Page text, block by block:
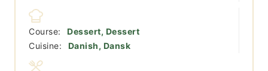
Course:
Dessert, Dessert
Cuisine:
Danish, Dansk